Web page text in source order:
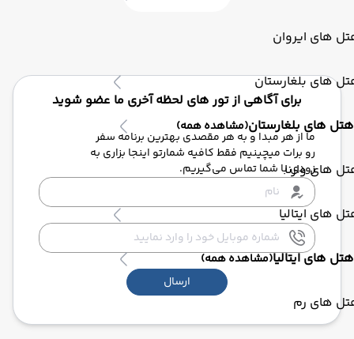
های ایروان
های بلغارستان
هتل های بلغارستان(مشاهده همه)
های وارنا
های ایتالیا
هتل های ایتالیا(مشاهده همه)
های رم
برای آگاهی از تور های لحظه آخری ما عضو شوید
ما از هر مبدا و به هر مقصدی بهترین برنامه سفر
رو برات میچینیم فقط کافیه شمارتو اینجا بزاری به
زودی با شما تماس می‌گیریم.
ارسال